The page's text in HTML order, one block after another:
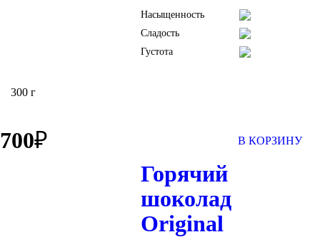
Насыщенность
Сладость
Густота
300 г
700₽ В КОРЗИНУ
Горячий
шоколад
Original